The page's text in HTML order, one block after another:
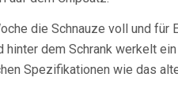
die Schnauze voll und
dem Schrank werkelt
Spezifikationen wie das